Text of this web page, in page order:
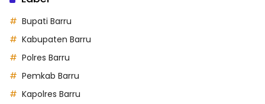
Bupati Barru
Kabupaten Barru
Polres Barru
Pemkab Barru
Kapolres Barru